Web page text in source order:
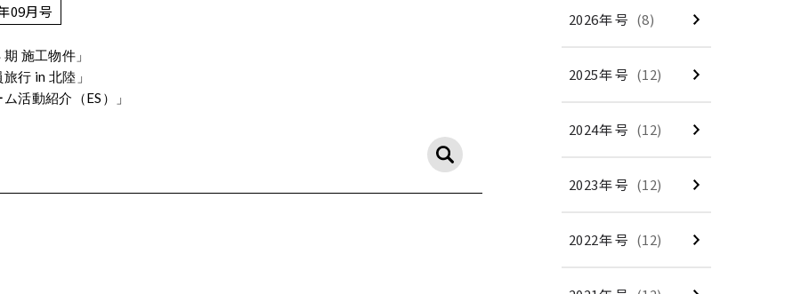
09月号
期 施工物件」
旅行 in 北陸」
ム活動紹介（ES）」
2026年 号 (8)
2025年 号 (12)
2024年 号 (12)
2023年 号 (12)
2022年 号 (12)